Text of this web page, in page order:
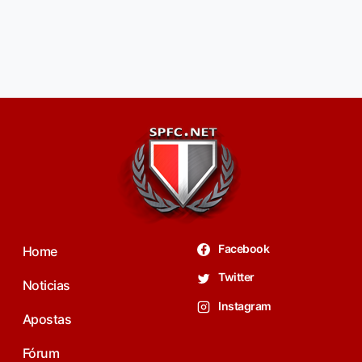
Home
Noticias
Apostas
Fórum
Facebook
Twitter
Instagram